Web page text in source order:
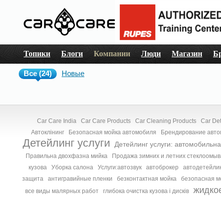
Топики Блоги Компании Люди Магазин
Все (24) Новые
Car Care India Car Care Products Car Cleaning Products
Car
Автоклінинг
Безопасная мойка автомобиля Брендирование
Детейлинг услуги Детейлинг услуги:
Правильна двохфазна мийка
Продажа зимних и летних
кузова
Уборка салона Услуги:автозвук автоброкер
защита
антигравийные пленки безконтактная мойка
безопасная
все виды малярных работ
глибока очистка кузова і дисків